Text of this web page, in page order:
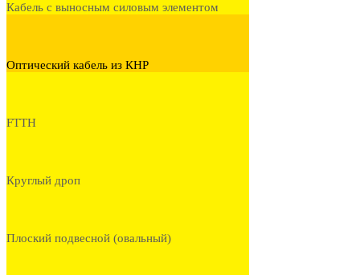
Кабель с выносным силовым элементом
Оптический кабель из КНР
FTTH
Круглый дроп
Плоский подвесной (овальный)